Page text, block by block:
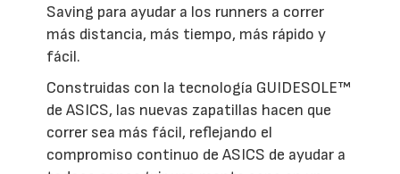
Saving para ayudar a los runners a correr
más distancia, más tiempo, más rápido y
fácil.
Construidas con la tecnología GUIDESOLE™
de ASICS, las nuevas zapatillas hacen que
correr sea más fácil, reflejando el
compromiso continuo de ASICS de ayudar a